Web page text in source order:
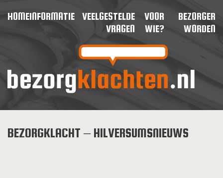
HOMEINFORMATIE
VEELGESTELDE
VRAGEN
VOOR
WIE?
BEZORGER
WORDEN
BEZORGKLACHT – HILVERSUMSNIEUWS